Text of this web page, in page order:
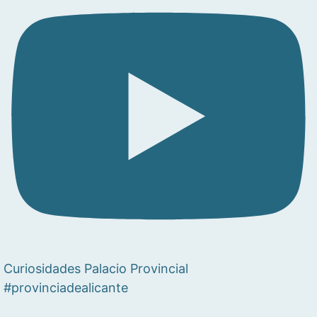
Curiosidades Palacio Provincial
#provinciadealicante